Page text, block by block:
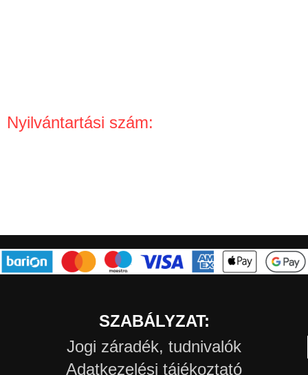
Nyilvántartási szám:
SZABÁLYZAT:
Jogi záradék, tudnivalók
Adatkezelési tájékoztató